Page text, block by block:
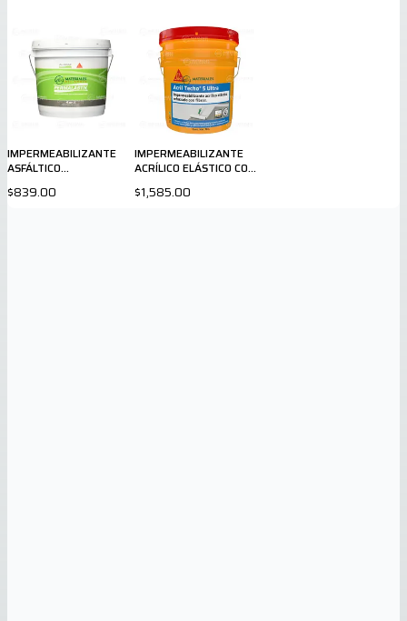
IMPERMEABILIZANTE
ASFÁLTICO
$839.00
IMPERMEABILIZANTE
ACRÍLICO ELÁSTICO CON
$1,585.00